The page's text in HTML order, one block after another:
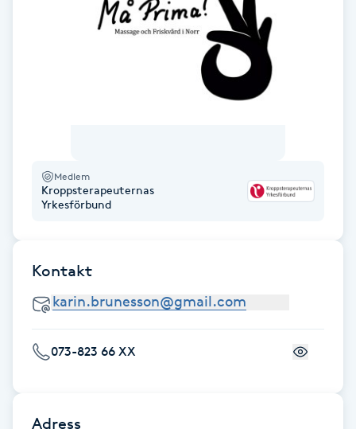
Fransförlängning Volym
Friskvård
Friskvårdsmassage
Frisör
Färgning
Medlem
Kroppsterapeuternas
Yrkesförbund
Kontakt
073-823 66 XX
Adress